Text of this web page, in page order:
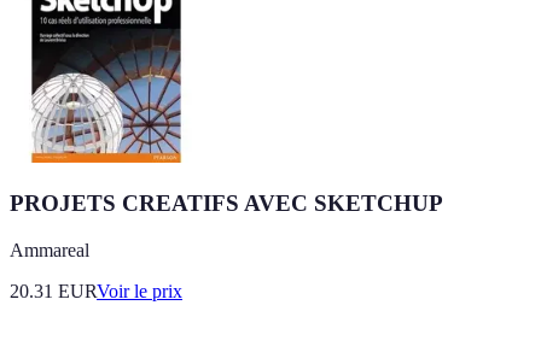
PROJETS CREATIFS AVEC SKETCHUP
Ammareal
20.31 EURVoir le prix